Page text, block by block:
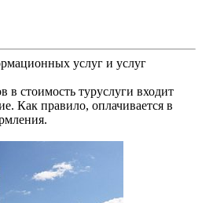
услуг и услуг
в стоимость туруслуги входит
Как правило, оплачивается в